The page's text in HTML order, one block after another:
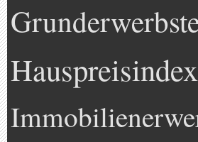
Hauspreisindex